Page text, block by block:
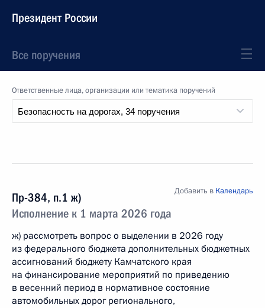
Президент России
Все поручения
Ответственные лица, организации или тематика поручений
Пр-384, п.1 ж)
Исполнение к 1 марта 2026 года
Добавить в Календарь
ж) рассмотреть вопрос о выделении в 2026 году
из федерального бюджета дополнительных бюджетных
ассигнований бюджету Камчатского края
на финансирование мероприятий по приведению
в весенний период в нормативное состояние
автомобильных дорог регионального,